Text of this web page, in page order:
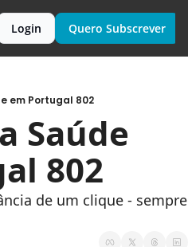
Login Quero Subscrever
em Portugal 802
Saúde
802
de um clique - sempre